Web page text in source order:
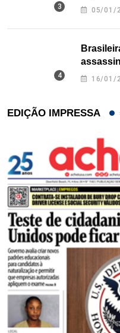
Texas
05/01/
16/01/
EDIÇÃO IMPRESSA